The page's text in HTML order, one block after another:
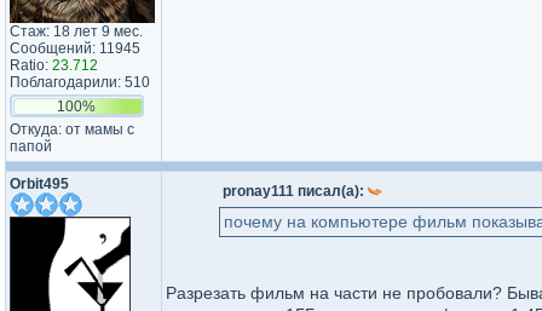
Стаж: 18 лет 9 мес.
Сообщений: 11945
Ratio: 23.712
Поблагодарили: 510
100%
Откуда: от мамы с
папой
Orbit495 pronay111 писал(а):
почему на компьютере фильм
Разрезать фильм на части не пробовали?